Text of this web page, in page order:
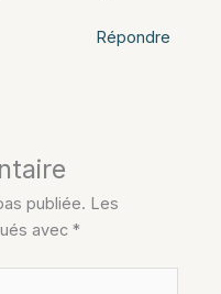
Répondre
publiée. Les
avec*